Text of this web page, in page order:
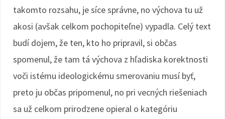
takomto rozsahu, je síce správne, no výchova tu už
akosi (avšak celkom pochopiteľne) vypadla. Celý text
budí dojem, že ten, kto ho pripravil, si občas
spomenul, že tam tá výchova z hľadiska korektnosti
voči istému ideologickému smerovaniu musí byť,
preto ju občas pripomenul, no pri vecných riešeniach
sa už celkom prirodzene opieral o kategóriu